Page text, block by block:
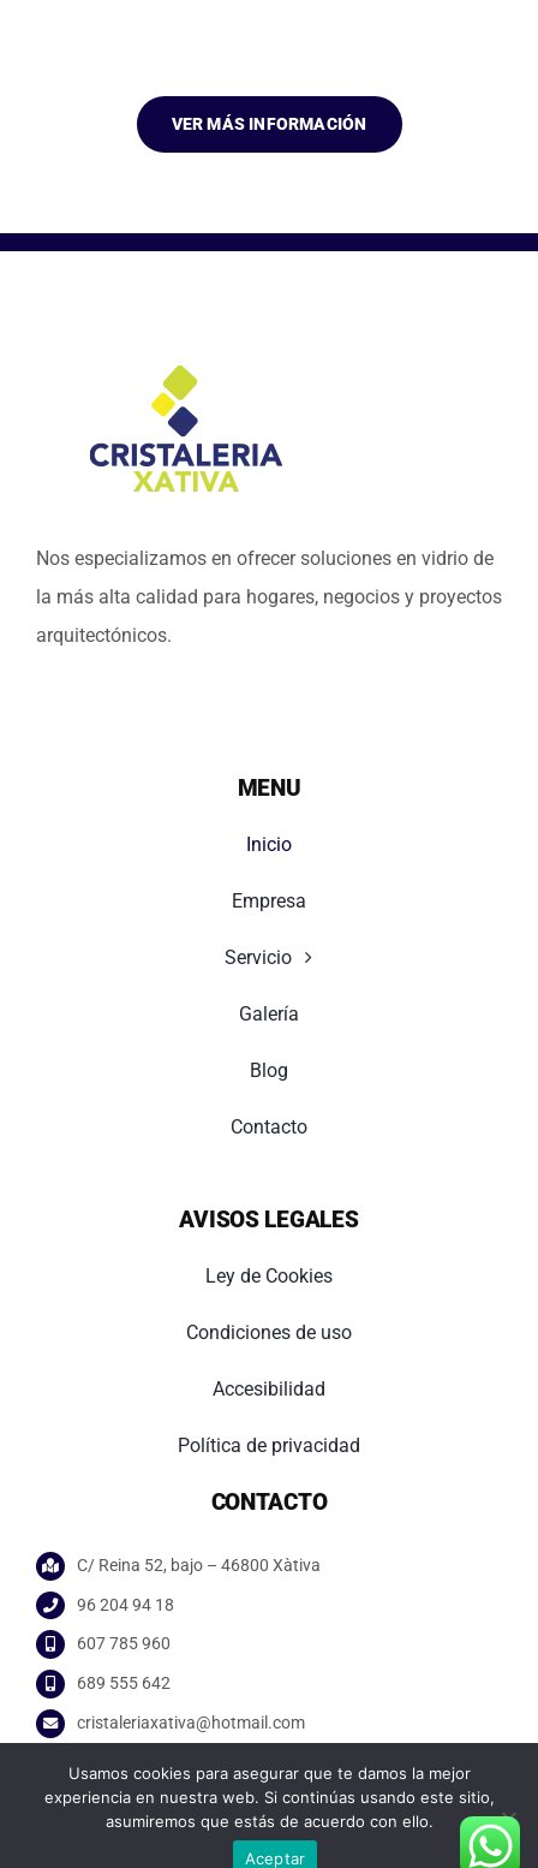
VER MÁS INFORMACIÓN
Nos especializamos en ofrecer soluciones en vidrio de
la más alta calidad para hogares, negocios y proyectos
arquitectónicos.
MENU
Inicio
Empresa
Servicio
Galería
Blog
Contacto
AVISOS LEGALES
Ley de Cookies
Condiciones de uso
Accesibilidad
Política de privacidad
CONTACTO
C/ Reina 52, bajo – 46800 Xàtiva
96 204 94 18
607 785 960
689 555 642
cristaleriaxativa@hotmail.com
Usamos cookies para asegurar que te damos la mejor
experiencia en nuestra web. Si continúas usando este sitio,
asumiremos que estás de acuerdo con ello.
Aceptar